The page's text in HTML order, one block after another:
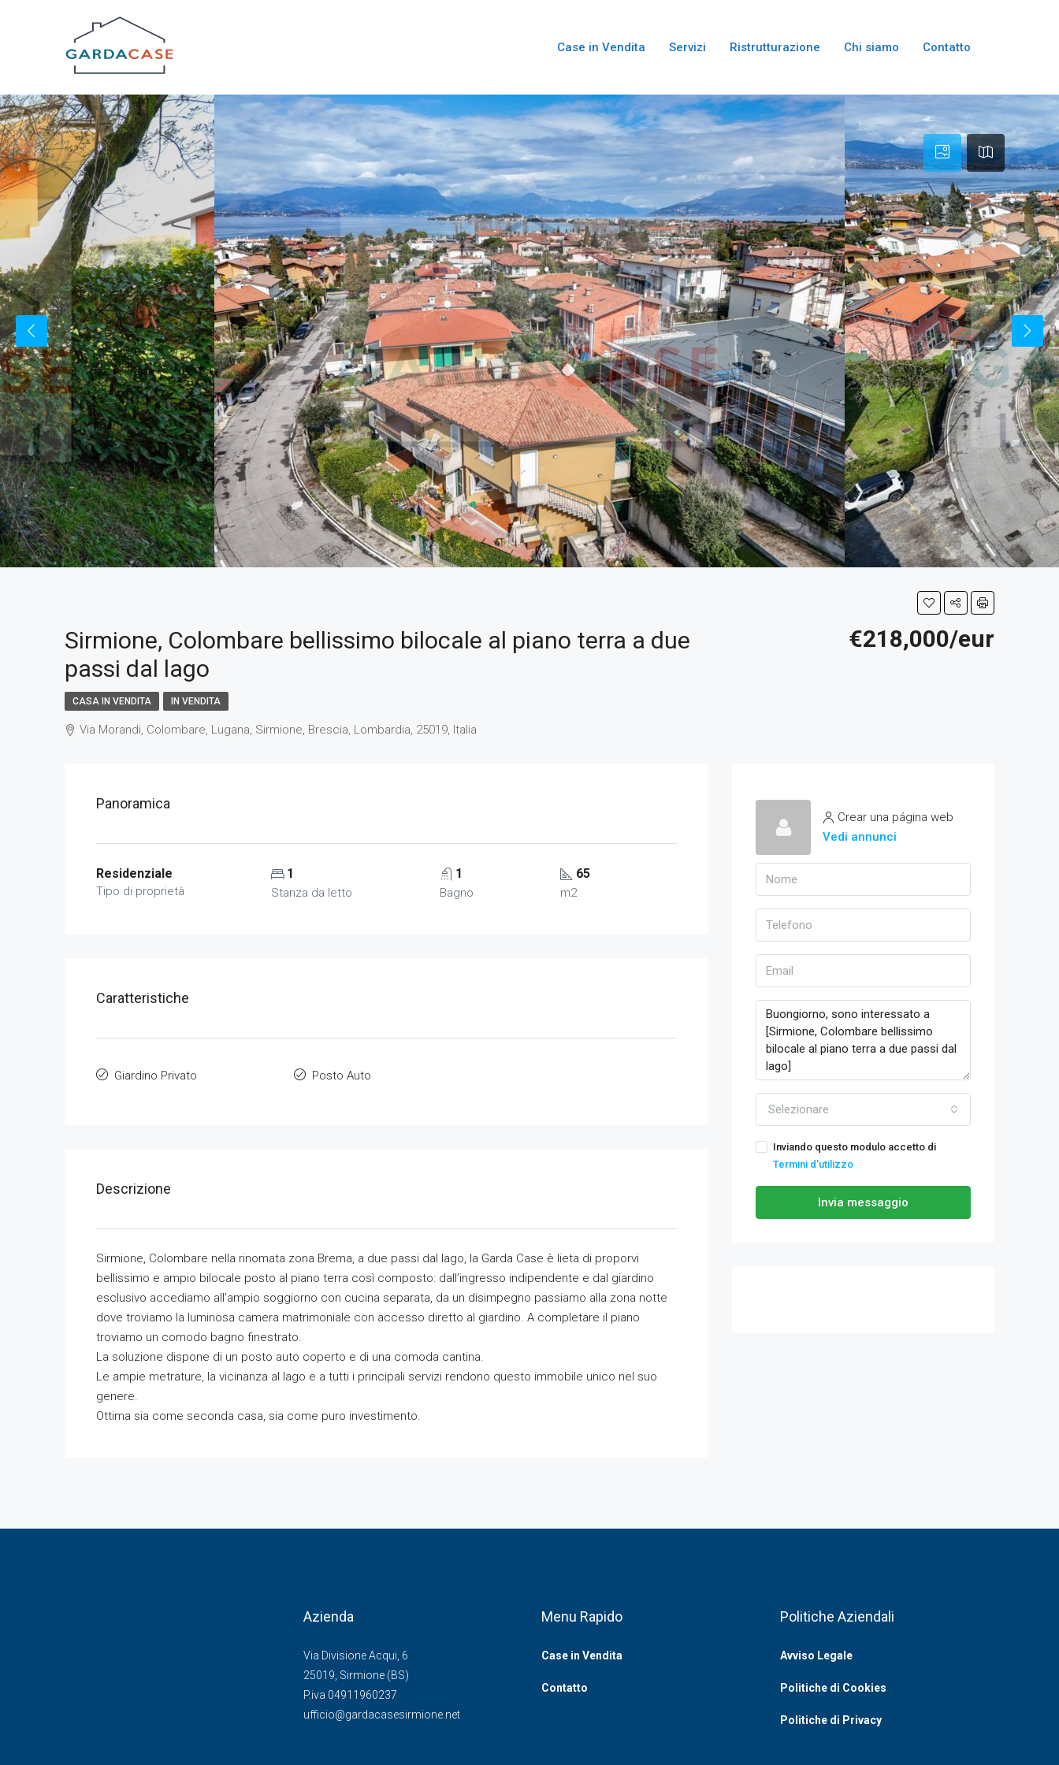
Case in Vendita Servizi Ristrutturazione Chi siamo Contatto
Sirmione, Colombare bellissimo bilocale al piano terra a due
passi dal lago
€218,000/eur
CASA IN VENDITA IN VENDITA
Via Morandi, Colombare, Lugana, Sirmione, Brescia, Lombardia, 25019, Italia
Panoramica
Residenziale
Tipo di proprietà
1
Stanza da letto
1
Bagno
65
m2
Caratteristiche
Giardino Privato Posto Auto
Descrizione
Sirmione, Colombare nella rinomata zona Brema, a due passi dal lago, la Garda Case è lieta di proporvi
bellissimo e ampio bilocale posto al piano terra così composto: dall’ingresso indipendente e dal giardino
esclusivo accediamo all’ampio soggiorno con cucina separata, da un disimpegno passiamo alla zona notte
dove troviamo la luminosa camera matrimoniale con accesso diretto al giardino. A completare il piano
troviamo un comodo bagno finestrato.
La soluzione dispone di un posto auto coperto e di una comoda cantina.
Le ampie metrature, la vicinanza al lago e a tutti i principali servizi rendono questo immobile unico nel suo
genere.
Ottima sia come seconda casa, sia come puro investimento.
Crear una página web
Vedi annunci
Selezionare
Inviando questo modulo accetto di
Termini d'utilizzo
Invia messaggio
Azienda
Via Divisione Acqui, 6
25019, Sirmione (BS)
P.iva 04911960237
ufficio@gardacasesirmione.net
Menu Rapido
Case in Vendita
Contatto
Politiche Aziendali
Avviso Legale
Politiche di Cookies
Politiche di Privacy